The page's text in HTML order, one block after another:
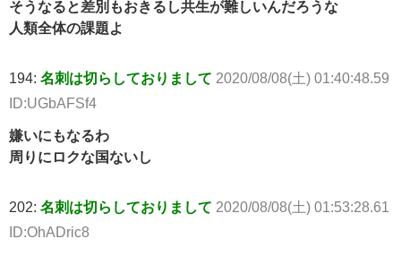
そうなると差別もおきるし共生が難しいんだろうな
人類全体の課題よ
194: 名刺は切らしておりまして 2020/08/08(土) 01:40:48.59
ID:UGbAFSf4
嫌いにもなるわ
周りにロクな国ないし
202: 名刺は切らしておりまして 2020/08/08(土) 01:53:28.61
ID:OhADric8